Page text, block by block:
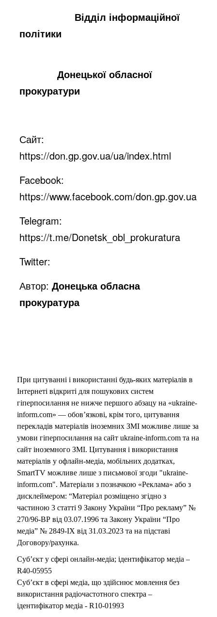
Відділ інформаційної
політики
Донецької обласної
прокуратури
Сайт:
https://don.gp.gov.ua/ua/index.html
Facebook:
https://www.facebook.com/don.gp.gov.ua
Telegram:
https://t.me/Donetsk_obl_prokuratura
Twitter:
Автор:Донецька обласна
прокуратура
При цитуванні і використанні будь-яких матеріалів в
Інтернеті відкриті для пошукових систем
гіперпосилання не нижче першого абзацу на «ukraine-
inform.com» — обов’язкові, крім того, цитування
перекладів матеріалів іноземних ЗМІ можливе лише за
умови гіперпосилання на сайт ukraine-inform.com та на
сайт іноземного ЗМІ. Цитування і використання
матеріалів у офлайн-медіа, мобільних додатках,
SmartTV можливе лише з письмової згоди "ukraine-
inform.com". Матеріали з позначкою «Реклама» або з
дисклеймером: “Матеріал розміщено згідно з
частиною 3 статті 9 Закону України “Про рекламу” №
270/96-ВР від 03.07.1996 та Закону України “Про
медіа” № 2849-IX від 31.03.2023 та на підставі
Договору/рахунка.
Суб’єкт у сфері онлайн-медіа; ідентифікатор медіа –
R40-05955
Суб’єкт в сфері медіа, що здійснює мовлення без
використання радіочастотного спектра –
ідентифікатор медіа - R10-01993